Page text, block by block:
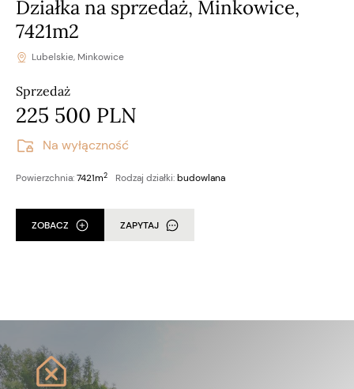
Na wyłączność
Działka na sprzedaż, Minkowice,
7421m2
Lubelskie, Minkowice
Sprzedaż
225 500 PLN
Powierzchnia:7421m2 Rodzaj działki:budowlana
ZOBACZ ZAPYTAJ